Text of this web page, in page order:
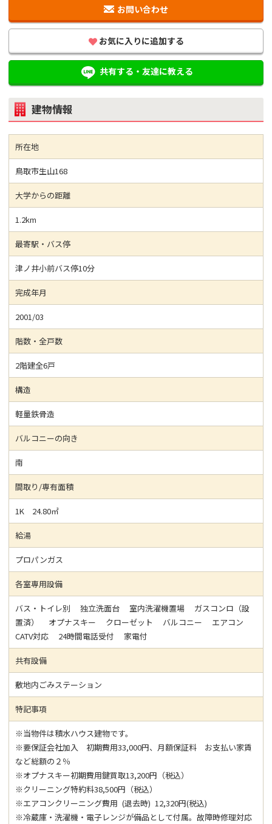
お問い合わせ
お気に入りに追加する
共有する・友達に教える
建物情報
所在地
鳥取市生山168
大学からの距離
1.2km
最寄駅・バス停
津ノ井小前バス停10分
完成年月
2001/03
階数・全戸数
2階建全6戸
構造
軽量鉄骨造
バルコニーの向き
南
間取り/専有面積
1K 24.80㎡
給湯
プロパンガス
各室専用設備
バス・トイレ別 独立洗面台 室内洗濯機置場 ガスコンロ（設
置済） オプナスキー クローゼット バルコニー エアコン
CATV対応 24時間電話受付 家電付
共有設備
敷地内ごみステーション
特記事項
※当物件は積水ハウス建物です。
※要保証会社加入 初期費用33,000円、月額保証料 お支払い家賃
など総額の２％
※オプナスキー初期費用鍵買取13,200円（税込）
※クリーニング特約料38,500円（税込）
※エアコンクリーニング費用 (退去時) 12,320円(税込)
※冷蔵庫・洗濯機・電子レンジが備品として付属。故障時修理対応